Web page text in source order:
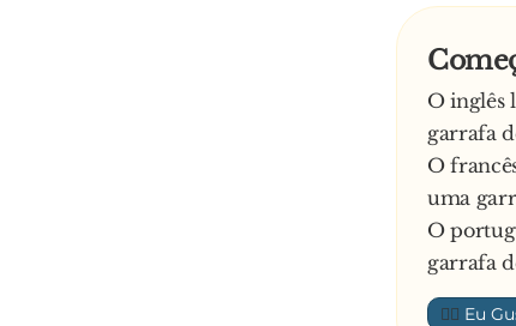
O inglês
garrafa
O
uma
O
garrafa
👍🏼